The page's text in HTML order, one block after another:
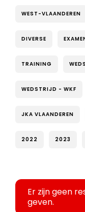
WEST-VLAANDEREN
DIVERSE
TRAINING
WEDSTRIJD - WKF
JKA VLAANDEREN
2022 2023
Er zijn geen
geven.